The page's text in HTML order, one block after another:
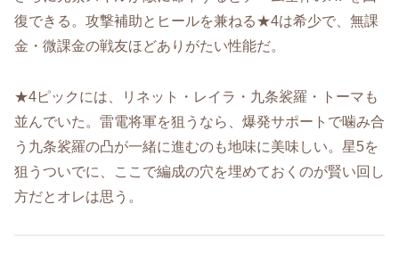
復できる。攻撃補助とヒールを兼ねる★4は希少で、無課
金・微課金の戦友ほどありがたい性能だ。
★4ピックには、リネット・レイラ・九条裟羅・トーマも
並んでいた。雷電将軍を狙うなら、爆発サポートで噛み合
う九条裟羅の凸が一緒に進むのも地味に美味しい。星5を
狙うついでに、ここで編成の穴を埋めておくのが賢い回し
方だとオレは思う。